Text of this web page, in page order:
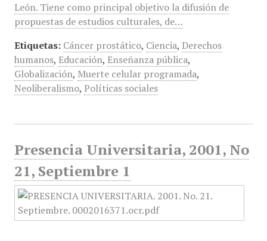
León. Tiene como principal objetivo la difusión de
propuestas de estudios culturales, de…
Etiquetas: Cáncer prostático, Ciencia, Derechos
humanos, Educación, Enseñanza pública,
Globalización, Muerte celular programada,
Neoliberalismo, Políticas sociales
Presencia Universitaria, 2001, No
21, Septiembre 1